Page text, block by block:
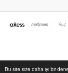
Bu site size daha iyi bir